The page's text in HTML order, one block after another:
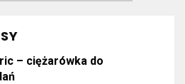
– ciężarówka do